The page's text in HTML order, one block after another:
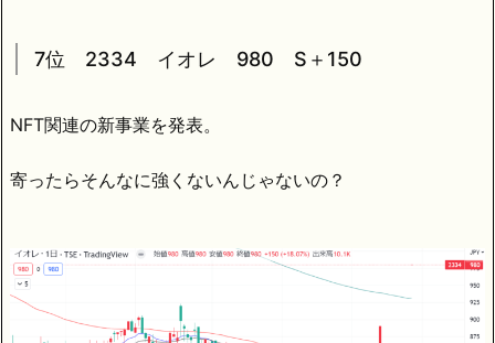
7位 2334 イオレ 980 S＋150
NFT関連の新事業を発表。
寄ったらそんなに強くないんじゃないの？